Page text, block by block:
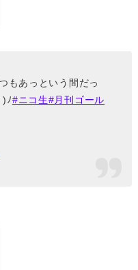
もあっという間だっ
ﾉ#ニコ生#月刊ゴール